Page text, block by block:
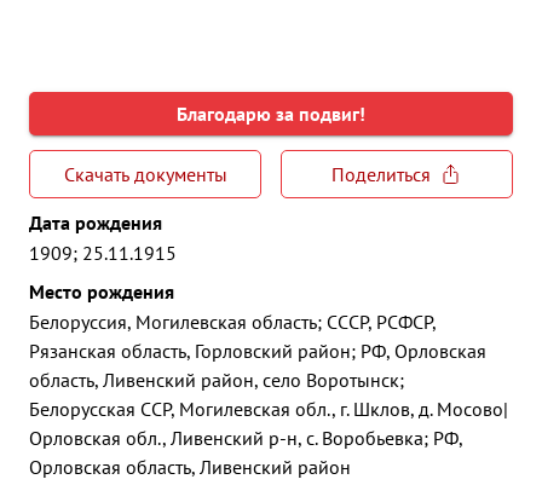
Благодарю за подвиг!
Скачать документы
Поделиться
Дата рождения
1909; 25.11.1915
Место рождения
Белоруссия, Могилевская область; СССР, РСФСР,
Рязанская область, Горловский район; РФ, Орловская
область, Ливенский район, село Воротынск;
Белорусская ССР, Могилевская обл., г. Шклов, д. Мосово|
Орловская обл., Ливенский р-н, с. Воробьевка; РФ,
Орловская область, Ливенский район